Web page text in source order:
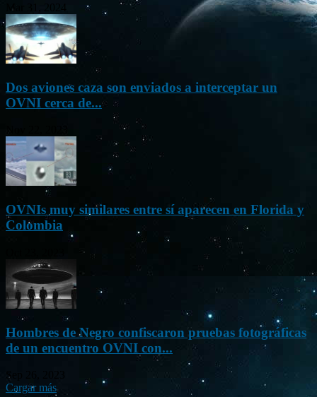
Mar 31, 2024
Dos aviones caza son enviados a interceptar un
OVNI cerca de...
OVNIs muy similares entre sí aparecen en Florida y
Colombia
Hombres de Negro confiscaron pruebas fotográficas
de un encuentro OVNI con...
Sep 26, 2023
Cargar más